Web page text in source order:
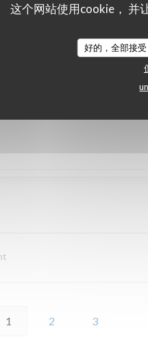
这个网站使用cookie， 并
好的，全部接受
1 2 3